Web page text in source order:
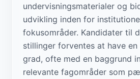
undervisningsmaterialer og
udvikling inden for
fokusområder. Kandidater til
stillinger forventes at have
grad, ofte med en baggrund
relevante fagområder som